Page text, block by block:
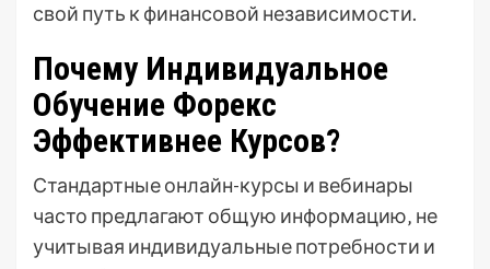
свой путь к финансовой независимости.
Почему Индивидуальное
Обучение Форекс
Эффективнее Курсов?
Стандартные онлайн-курсы и вебинары
часто предлагают общую информацию‚ не
учитывая индивидуальные потребности и